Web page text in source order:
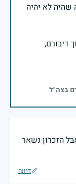
לא יהיה
דיבורם,
בצה"ל
אבל הזכרון נשאר
דיווח